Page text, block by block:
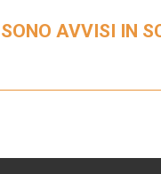
AVVISI IN